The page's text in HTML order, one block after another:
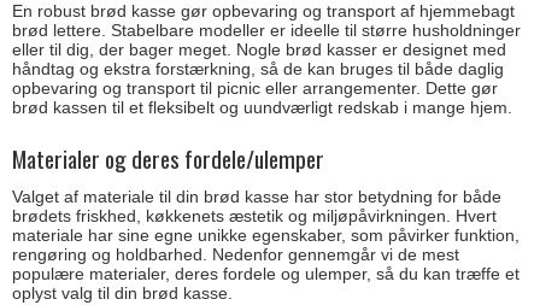
En robust brød kasse gør opbevaring og transport af hjemmebagt
brød lettere. Stabelbare modeller er ideelle til større husholdninger
eller til dig, der bager meget. Nogle brød kasser er designet med
håndtag og ekstra forstærkning, så de kan bruges til både daglig
opbevaring og transport til picnic eller arrangementer. Dette gør
brød kassen til et fleksibelt og uundværligt redskab i mange hjem.
Materialer og deres fordele/ulemper
Valget af materiale til din brød kasse har stor betydning for både
brødets friskhed, køkkenets æstetik og miljøpåvirkningen. Hvert
materiale har sine egne unikke egenskaber, som påvirker funktion,
rengøring og holdbarhed. Nedenfor gennemgår vi de mest
populære materialer, deres fordele og ulemper, så du kan træffe et
oplyst valg til din brød kasse.